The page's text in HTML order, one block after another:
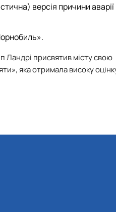
версія причини аварії
Ландрі присвятив місту свою
яка отримала високу